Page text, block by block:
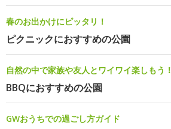
春のお出かけにピッタリ！
ピクニックにおすすめの公園
自然の中で家族や友人とワイワイ楽しもう！
BBQにおすすめの公園
GWおうちでの過ごし方ガイド